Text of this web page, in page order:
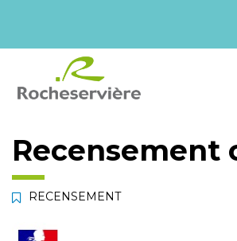
contenu
pied
Recensement
RECENSEMENT